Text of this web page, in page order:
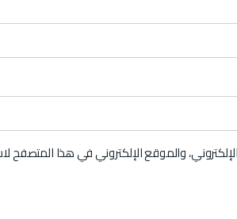
والموقع الإلكتروني في هذا المتصفح